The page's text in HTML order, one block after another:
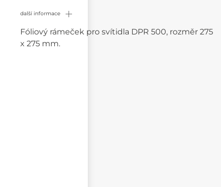
další informace
Fóliový rámeček pro svítidla DPR 500, rozměr 275
x 275 mm.